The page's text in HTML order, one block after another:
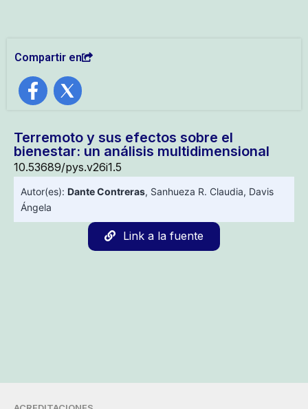
Compartir en
Terremoto y sus efectos sobre el
bienestar: un análisis multidimensional
10.53689/pys.v26i1.5
Autor(es): Dante Contreras, Sanhueza R. Claudia, Davis
Ángela
Link a la fuente